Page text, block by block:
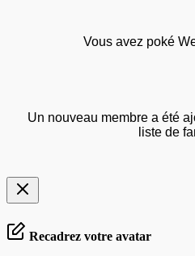
Vous avez poké
Un nouveau membre a été
liste de
Recadrez votre avatar